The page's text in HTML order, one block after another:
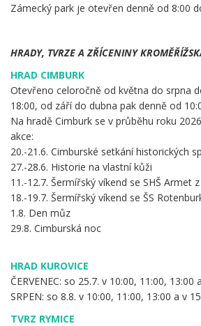
Zámecký park je otevřen denně od 8:00
HRADY, TVRZE A ZŘÍCENINY
HRAD CIMBURK
Otevřeno celoročně od května do srpna
18:00, od září do dubna pak denně od
Na hradě Cimburk se v průběhu roku
akce:
20.-21.6. Cimburské setkání historických
27.-28.6. Historie na vlastní kůži
11.-12.7. Šermířský víkend se SHŠ Armet
18.-19.7. Šermířský víkend se ŠS
1.8. Den můz
29.8. Cimburská noc
HRAD KUROVICE
ČERVENEC: so 25.7. v 10:00, 11:00, 13:00
SRPEN: so 8.8. v 10:00, 11:00, 13:00 a v
TVRZ RYMICE